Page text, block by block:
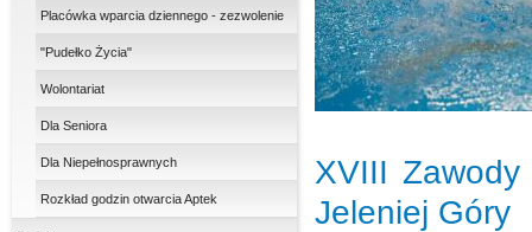
Placówka wparcia dziennego - zezwolenie
"Pudełko Życia"
Wolontariat
Dla Seniora
Dla Niepełnosprawnych
Rozkład godzin otwarcia Aptek
XVIII Zawody
Jeleniej Góry